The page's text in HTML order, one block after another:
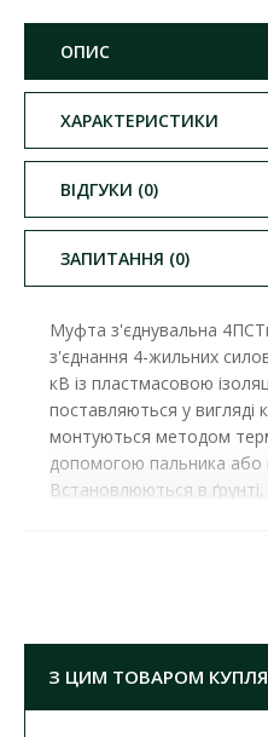
ОПИС
ХАРАКТЕРИСТИКИ
ВІДГУКИ (0)
ЗАПИТАННЯ (0)
Муфта з'єднувальна
з'єднання 4-жильних
кВ із пластмасовою
поставляються у вигляді
монтуються методом
допомогою пальника або
Встановлюються в
З ЦИМ ТОВАРОМ